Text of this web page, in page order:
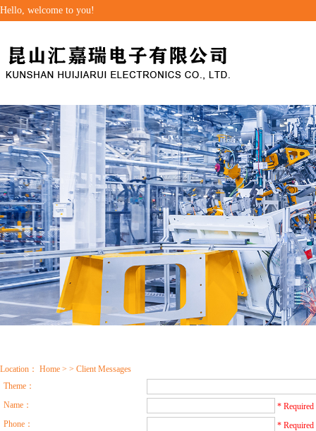
Hello, welcome to you!
Location： Home > > Client Messages
Theme：
Name：
* Required
Phone：
* Required